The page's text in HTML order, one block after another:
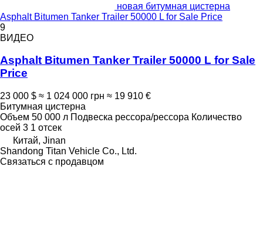
новая битумная цистерна
Asphalt Bitumen Tanker Trailer 50000 L for Sale Price
9
ВИДЕО
Asphalt Bitumen Tanker Trailer 50000 L for Sale
Price
23 000 $ ≈ 1 024 000 грн ≈ 19 910 €
Битумная цистерна
Объем 50 000 л Подвеска рессора/рессора Количество
осей 3 1 отсек
Китай, Jinan
Shandong Titan Vehicle Co., Ltd.
Связаться с продавцом